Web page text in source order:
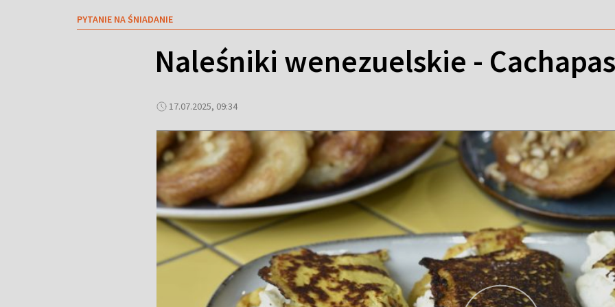
PYTANIE NA ŚNIADANIE
Naleśniki wenezuelskie - Cachapas
17.07.2025, 09:34